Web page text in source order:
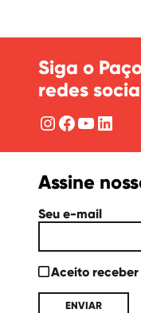
Siga o
redes
Instagram
Facebook
YouTube
Assine
Seu e-mail
Aceito